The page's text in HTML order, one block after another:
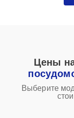
Цены
Выберите